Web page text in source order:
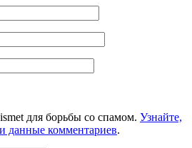
для борьбы со спамом. Узнайте,
данные комментариев.